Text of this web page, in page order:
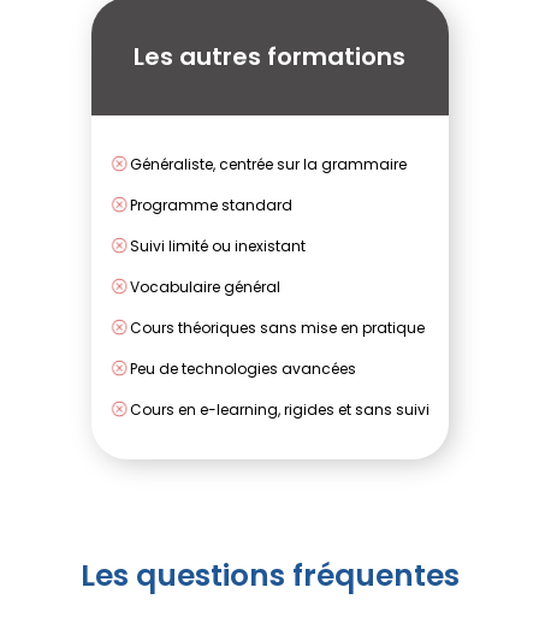
Les autres formations
Généraliste, centrée sur la grammaire
Programme standard
Suivi limité ou inexistant
Vocabulaire général
Cours théoriques sans mise en pratique
Peu de technologies avancées
Cours en e-learning, rigides et sans suivi
Les questions fréquentes